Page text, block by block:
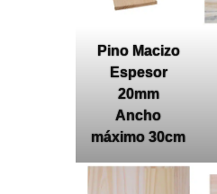
Pino Macizo
Espesor
20mm
Ancho
máximo 30cm